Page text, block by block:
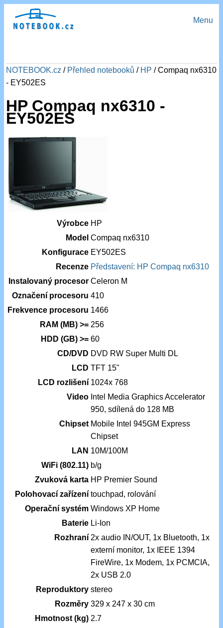
Menu
NOTEBOOK.cz / Přehled notebooků / HP / Compaq nx6310
- EY502ES
HP Compaq nx6310 -
EY502ES
Výrobce HP
Model Compaq nx6310
Konfigurace EY502ES
Recenze Představení: HP Compaq nx6310
Instalovaný procesor Celeron M
Označení procesoru 410
Frekvence procesoru 1466
RAM (MB) >= 256
HDD (GB) >= 60
CD/DVD DVD RW Super Multi DL
LCD TFT 15"
LCD rozlišení 1024x 768
Video Intel Media Graphics Accelerator
950, sdílená do 128 MB
Chipset Mobile Intel 945GM Express
Chipset
LAN 10M/100M
WiFi (802.11) b/g
Zvuková karta HP Premier Sound
Polohovací zařízení touchpad, rolování
Operační systém Windows XP Home
Baterie Li-Ion
Rozhraní 2x audio IN/OUT, 1x Bluetooth, 1x
externí monitor, 1x IEEE 1394
FireWire, 1x Modem, 1x PCMCIA,
2x USB 2.0
Reproduktory stereo
Rozměry 329 x 247 x 30 cm
Hmotnost (kg) 2.7